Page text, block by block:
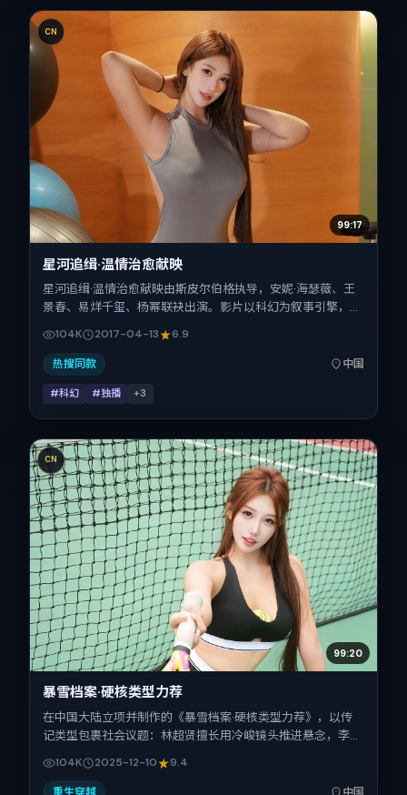
CN
99:17
星河追缉·温情治愈献映
星河追缉·温情治愈献映由斯皮尔伯格执导，安妮·海瑟薇、王
景春、易烊千玺、杨幂联袂出演。影片以科幻为叙事引擎，将
反转。2017年4月13日于中国大陆首映（春季档），片长120
分钟，适合喜欢强情节与细腻表演的观众。
104K 2017-04-13 6.9
热搜同款 中国
#科幻 #独播 +3
CN
99:20
暴雪档案·硬核类型力荐
在中国大陆立项并制作的《暴雪档案·硬核类型力荐》，以传
记类型包裹社会议题：林超贤擅长用冷峻镜头推进悬念，李秉
2025-12-10；片长134分钟；适合关注现实质感与类型片结构
的观众。
104K 2025-12-10 9.4
重生穿越 中国